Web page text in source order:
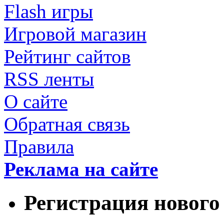
Flash игры
Игровой магазин
Рейтинг сайтов
RSS ленты
О сайте
Обратная связь
Правила
Реклама на сайте
Регистрация